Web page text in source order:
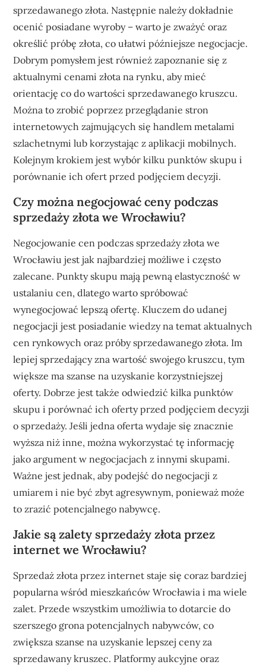
sprzedawanego złota. Następnie należy dokładnie
ocenić posiadane wyroby – warto je zważyć oraz
określić próbę złota, co ułatwi późniejsze negocjacje.
Dobrym pomysłem jest również zapoznanie się z
aktualnymi cenami złota na rynku, aby mieć
orientację co do wartości sprzedawanego kruszcu.
Można to zrobić poprzez przeglądanie stron
internetowych zajmujących się handlem metalami
szlachetnymi lub korzystając z aplikacji mobilnych.
Kolejnym krokiem jest wybór kilku punktów skupu i
porównanie ich ofert przed podjęciem decyzji.
Czy można negocjować ceny podczas
sprzedaży złota we Wrocławiu?
Negocjowanie cen podczas sprzedaży złota we
Wrocławiu jest jak najbardziej możliwe i często
zalecane. Punkty skupu mają pewną elastyczność w
ustalaniu cen, dlatego warto spróbować
wynegocjować lepszą ofertę. Kluczem do udanej
negocjacji jest posiadanie wiedzy na temat aktualnych
cen rynkowych oraz próby sprzedawanego złota. Im
lepiej sprzedający zna wartość swojego kruszcu, tym
większe ma szanse na uzyskanie korzystniejszej
oferty. Dobrze jest także odwiedzić kilka punktów
skupu i porównać ich oferty przed podjęciem decyzji
o sprzedaży. Jeśli jedna oferta wydaje się znacznie
wyższa niż inne, można wykorzystać tę informację
jako argument w negocjacjach z innymi skupami.
Ważne jest jednak, aby podejść do negocjacji z
umiarem i nie być zbyt agresywnym, ponieważ może
to zrazić potencjalnego nabywcę.
Jakie są zalety sprzedaży złota przez
internet we Wrocławiu?
Sprzedaż złota przez internet staje się coraz bardziej
popularna wśród mieszkańców Wrocławia i ma wiele
zalet. Przede wszystkim umożliwia to dotarcie do
szerszego grona potencjalnych nabywców, co
zwiększa szanse na uzyskanie lepszej ceny za
sprzedawany kruszec. Platformy aukcyjne oraz